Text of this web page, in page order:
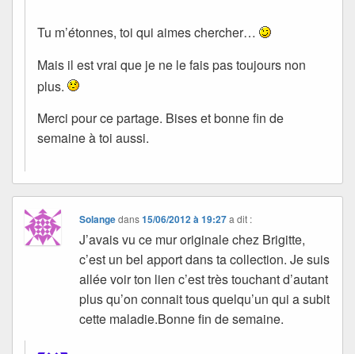
Tu m’étonnes, toi qui aimes chercher…
Mais il est vrai que je ne le fais pas toujours non
plus.
Merci pour ce partage. Bises et bonne fin de
semaine à toi aussi.
Solangedans15/06/2012 à 19:27 a dit :
J’avais vu ce mur originale chez Brigitte,
c’est un bel apport dans ta collection. Je suis
allée voir ton lien c’est très touchant d’autant
plus qu’on connait tous quelqu’un qui a subit
cette maladie.Bonne fin de semaine.